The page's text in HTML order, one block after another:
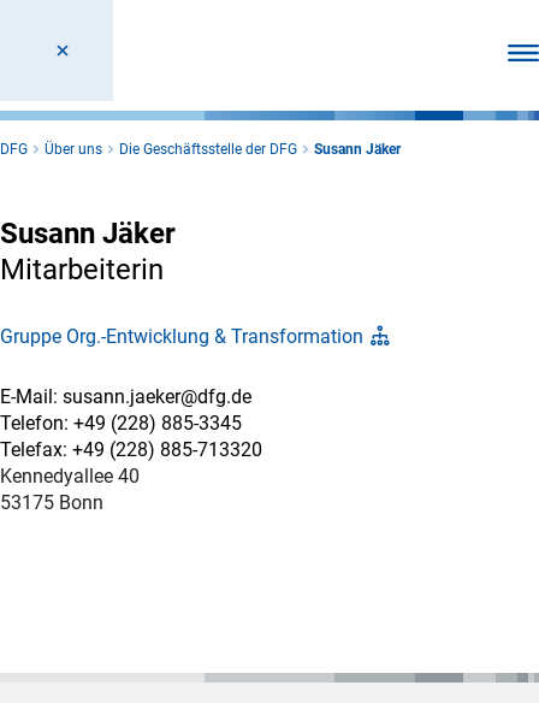
DFG Über uns Die Geschäftsstelle der DFG Susann Jäker
Susann Jäker
Mitarbeiterin
Gruppe Org.-Entwicklung & Transformation
E-Mail: susann.jaeker@dfg.de
Telefon: +49 (228) 885-3345
Telefax: +49 (228) 885-713320
Kennedyallee 40
53175 Bonn